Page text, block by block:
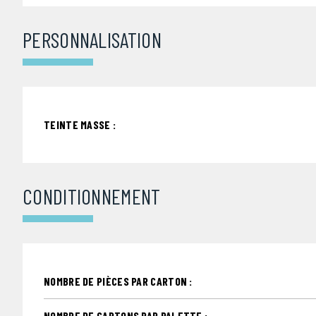
PERSONNALISATION
TEINTE MASSE :
CONDITIONNEMENT
NOMBRE DE PIÈCES PAR CARTON :